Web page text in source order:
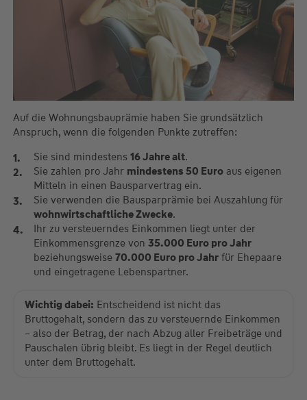
Auf die Wohnungsbauprämie haben Sie grundsätzlich
Anspruch, wenn die folgenden Punkte zutreffen:
Sie sind mindestens 16 Jahre alt.
Sie zahlen pro Jahr mindestens 50 Euroaus eigenen
Mitteln in einen Bausparvertrag ein.
Sie verwenden die Bausparprämie bei Auszahlung für
wohnwirtschaftliche Zwecke.
Ihr zu versteuerndes Einkommen liegt unter der
Einkommensgrenze von 35.000 Euro pro Jahr
beziehungsweise 70.000 Euro pro Jahrfür Ehepaare
und eingetragene Lebenspartner.
Wichtig dabei: Entscheidend ist nicht das
Bruttogehalt, sondern das zu versteuernde Einkommen
– also der Betrag, der nach Abzug aller Freibeträge und
Pauschalen übrig bleibt. Es liegt in der Regel deutlich
unter dem Bruttogehalt.